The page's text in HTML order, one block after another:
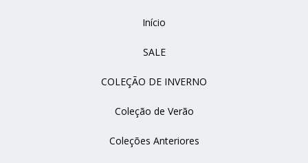
Início
SALE
COLEÇÃO DE INVERNO
Coleção de Verão
Coleções Anteriores